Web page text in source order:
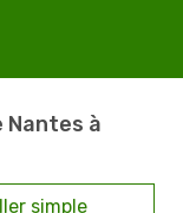
Nantes à
simple